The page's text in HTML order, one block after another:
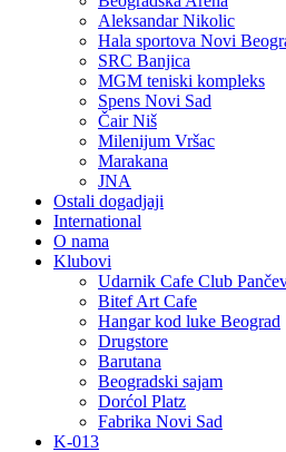
Aleksandar Nikolic
Hala sportova Novi
SRC Banjica
MGM teniski kompleks
Spens Novi Sad
Čair Niš
Milenijum Vršac
Marakana
JNA
Ostali dogadjaji
International
O nama
Klubovi
Udarnik Cafe Club
Bitef Art Cafe
Hangar kod luke Beograd
Drugstore
Barutana
Beogradski sajam
Dorćol Platz
Fabrika Novi Sad
K-013